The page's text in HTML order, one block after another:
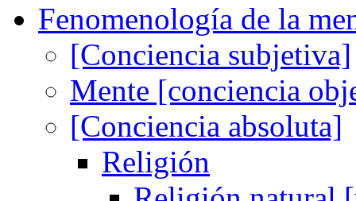
Fenomenología de la
[Conciencia subjetiva]
Mente [conciencia
[Conciencia absoluta]
Religión